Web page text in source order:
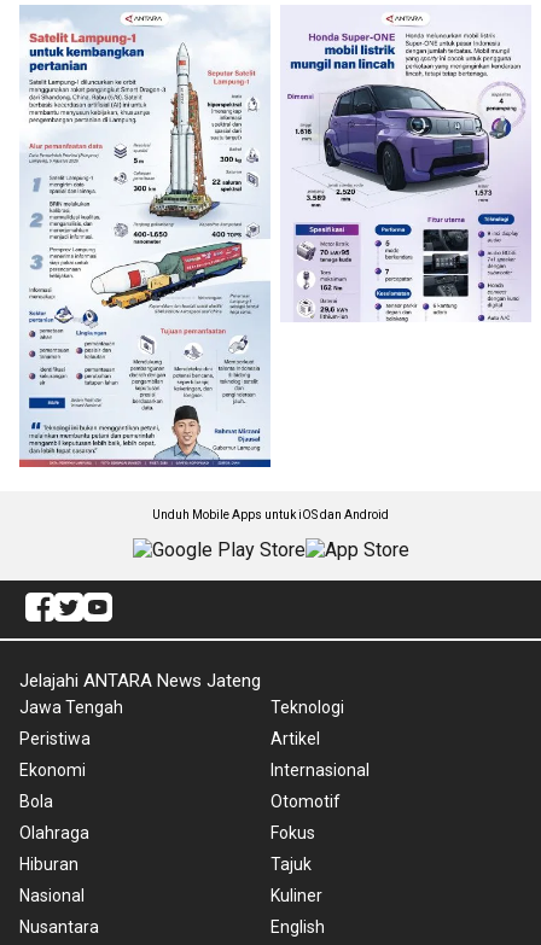
Unduh Mobile Apps untuk iOS dan Android
Jelajahi ANTARA News Jateng
Jawa Tengah
Peristiwa
Ekonomi
Bola
Olahraga
Hiburan
Nasional
Nusantara
Teknologi
Artikel
Internasional
Otomotif
Fokus
Tajuk
Kuliner
English